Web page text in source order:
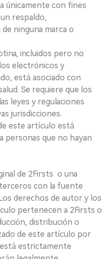
únicamente con fines
respaldo,
ninguna marca o
incluidos pero no
electrónicos y
está asociado con
Se requiere que los
leyes y regulaciones
jurisdicciones.
este artículo está
que no hayan
de 2Firsts o una
con la fuente
derechos de autor y los
pertenecen a 2Firsts o
distribución o
de este artículo por
estrictamente